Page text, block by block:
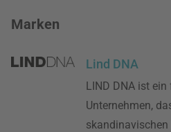
Marken
Lind DNA
LIND DNA ist
Unternehmen,